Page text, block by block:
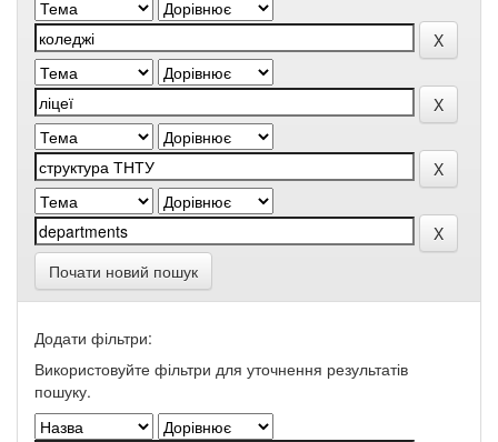
Почати новий пошук
Додати фільтри:
Використовуйте фільтри для уточнення результатів
пошуку.